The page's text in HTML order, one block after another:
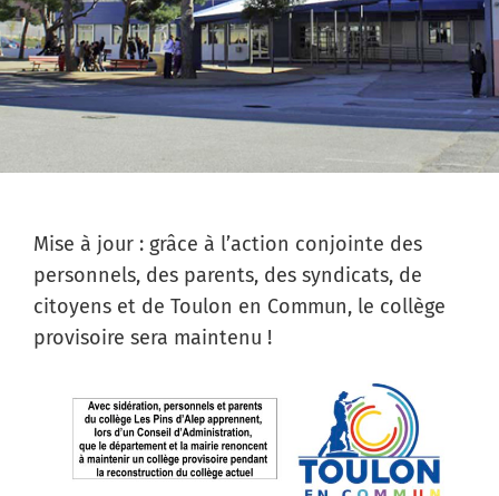
Mise à jour : grâce à l’action conjointe des
personnels, des parents, des syndicats, de
citoyens et de Toulon en Commun, le collège
provisoire sera maintenu !